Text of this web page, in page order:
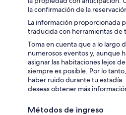
la confirmación de la
La información proporcionada
traducida con herramientas de
Toma en cuenta que a lo largo
numerosos eventos y, aunque
asignar las habitaciones lejos
siempre es posible. Por lo
haber ruido durante tu
deseas obtener más
Métodos de ingreso